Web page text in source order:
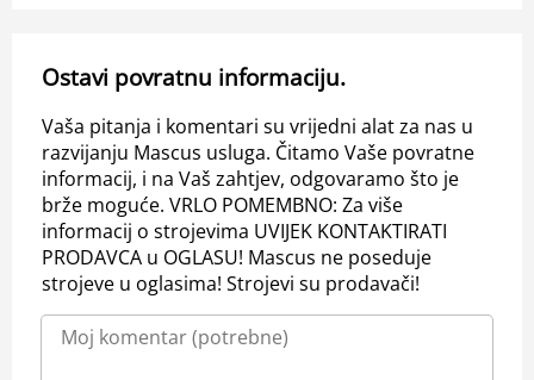
Ostavi povratnu informaciju.
Vaša pitanja i komentari su vrijedni alat za nas u
razvijanju Mascus usluga. Čitamo Vaše povratne
informacij, i na Vaš zahtjev, odgovaramo što je
brže moguće. VRLO POMEMBNO: Za više
informacij o strojevima UVIJEK KONTAKTIRATI
PRODAVCA u OGLASU! Mascus ne poseduje
strojeve u oglasima! Strojevi su prodavači!